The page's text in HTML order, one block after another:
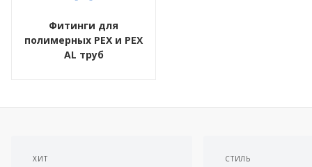
Фитинги для
полимерных PEX и PEX
AL труб
ХИТ СТИЛЬ